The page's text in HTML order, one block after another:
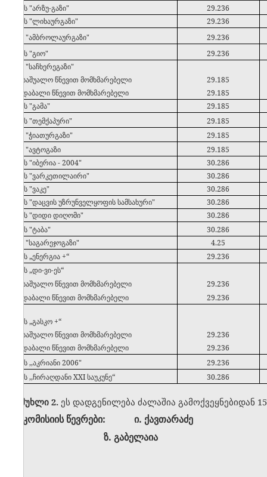
შპს "არზუ-გაზი"
29.236
შპს "ლიხაურგაზი"
29.236
სს "ამბროლაურგაზი"
29.236
შპს "გიო"
29.236
სს "საჩხერეგაზი"
_ საშუალო წნევით მომხმარებელი
29.185
_ დაბალი წნევით მომხმარებელი
29.185
შპს "გამა"
29.185
შპს "თემქაპური"
29.185
სს "ჭიათურგაზი"
29.185
სს "ავტოგაზი
29.185
შპს "იბერია - 2004"
30.286
შპს "ვარკეთილაირი"
30.286
შპს "ვაკე"
30.286
შპს "დაცვის უზრუნველყოფის სამსახური"
30.286
შპს "დიდი დიღომი"
30.286
შპს "ტაბა"
30.286
სს "საგარეჯოგაზი"
4.25
შპს „ენერგია +“
29.236
შპს „დი-ვი-ეს“
_ საშუალო წნევით მომხმარებელი
29.236
_ დაბალი წნევით მომხმარებელი
29.236
შპს „გასკო +“
_ საშუალო წნევით მომხმარებელი
29.236
_ დაბალი წნევით მომხმარებელი
29.236
შპს ,,აკრიანი 2006"
29.236
შპს ,,ჩირაღდანი XXI საუკუნე“ 30.286
მუხლი 2.ეს დადგენილება ძალაშია გამოქვეყნებიდან
კომისიის წევრები: ი. ქავთარაძე
ზ. გაბელაია